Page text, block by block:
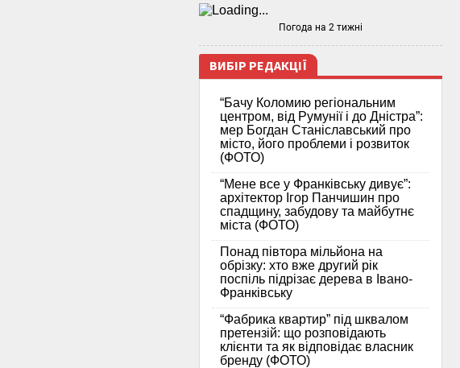
Погода на 2 тижні
ВИБІР РЕДАКЦІЇ
“Бачу Коломию регіональним
центром, від Румунії і до Дністра”:
мер Богдан Станіславський про
місто, його проблеми і розвиток
(ФОТО)
“Мене все у Франківську дивує”:
архітектор Ігор Панчишин про
спадщину, забудову та майбутнє
міста (ФОТО)
Понад півтора мільйона на
обрізку: хто вже другий рік
поспіль підрізає дерева в Івано-
Франківську
“Фабрика квартир” під шквалом
претензій: що розповідають
клієнти та як відповідає власник
бренду (ФОТО)